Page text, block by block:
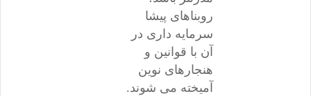
روبناهای پیشا
سرمایه داری در
آن با قوانین و
هنجارهای نوین
آمیخته می شوند.